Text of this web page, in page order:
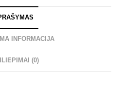
INFORMACIJA
(0)